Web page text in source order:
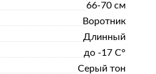
66-70 см
Воротник
Длинный
до -17 С°
Серый тон